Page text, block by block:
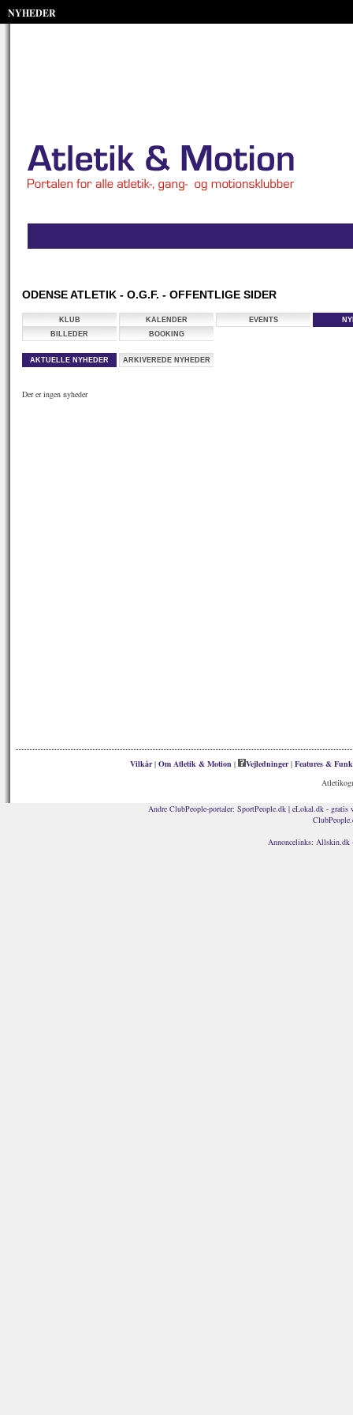
NYHEDER
ODENSE ATLETIK - O.G.F. - OFFENTLIGE SIDER
KLUB KALENDER EVENTS
BILLEDER
BOOKING
AKTUELLE NYHEDER ARKIVEREDE NYHEDER
Der er ingen nyheder
Vilkår| Om Atletik & Motion | Vejledninger| Features &
Andre ClubPeople-portaler: SportPeople.dk| eLokal.dk - gratis
Annoncelinks: Allskin.dk